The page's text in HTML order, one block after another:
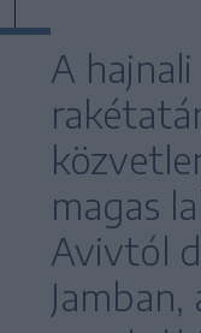
A hajnali
magas
Avivtól